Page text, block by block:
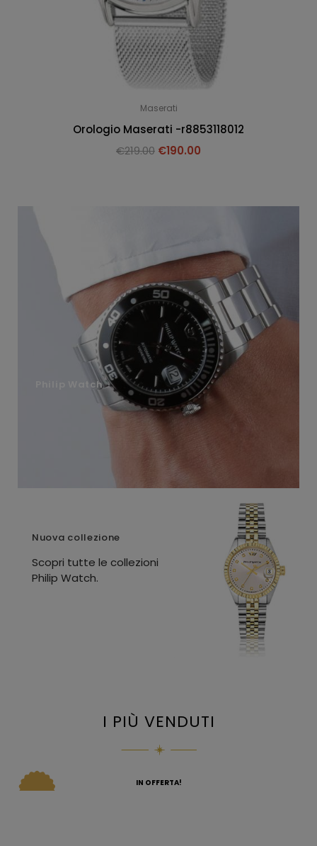
Maserati
Orologio Maserati -r8853118012
€219.00 €190.00
Philip Watch
Nuova collezione
Scopri tutte le collezioni
Philip Watch.
I PIÙ VENDUTI
IN OFFERTA!